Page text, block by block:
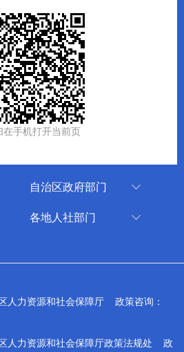
在手机打开当前页
自治区政府部门
审计厅
退役军人事务厅
各地人社部门
克孜勒苏柯尔克孜自治州
人力资源和社会保障厅 政策咨询：
人力资源和社会保障厅政策法规处 政